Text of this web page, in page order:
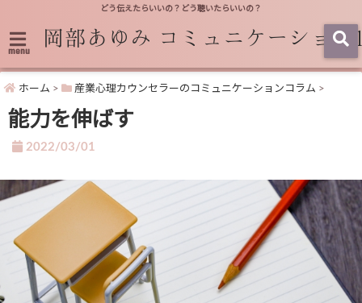
どう伝えたらいいの？どう聴いたらいいの？
menu
ホーム > 産業心理カウンセラーのコミュニケーションコラム >
能力を伸ばす
2022/03/01